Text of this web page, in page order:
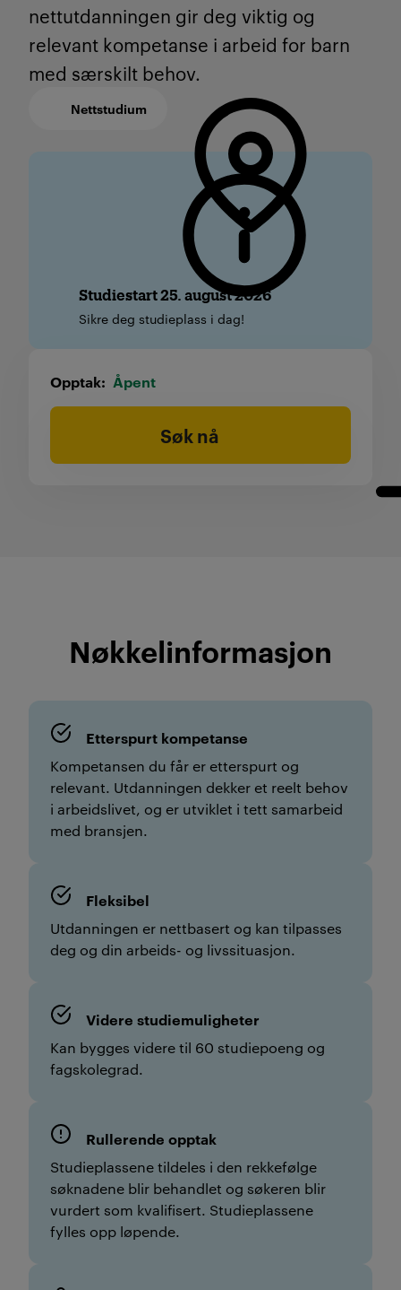
nettutdanningen gir deg viktig og
relevant kompetanse i arbeid for barn
med særskilt behov.
Nettstudium
Studiestart 25. august 2026
Sikre deg studieplass i dag!
Opptak Åpent
Søk nå
Nøkkel­informasjon
Etterspurt kompetanse
Kompetansen du får er etterspurt og
relevant. Utdanningen dekker et reelt behov
i arbeidslivet, og er utviklet i tett samarbeid
med bransjen.
Fleksibel
Utdanningen er nettbasert og kan tilpasses
deg og din arbeids- og livssituasjon.
Videre studiemuligheter
Kan bygges videre til 60 studiepoeng og
fagskolegrad.
Rullerende opptak
Studieplassene tildeles i den rekkefølge
søknadene blir behandlet og søkeren blir
vurdert som kvalifisert. Studieplassene
fylles opp løpende.